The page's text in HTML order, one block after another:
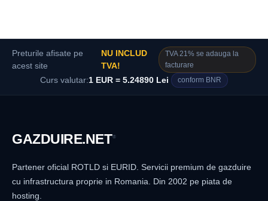
Preturile afisate pe
acest site
NU INCLUD
TVA!
TVA 21% se adauga la
facturare
Curs valutar:1 EUR = 5.24890 Lei conform BNR
GAZDUIRE.NET®
Partener oficial ROTLD si EURID. Servicii premium de gazduire
cu infrastructura proprie in Romania. Din 2002 pe piata de
hosting.